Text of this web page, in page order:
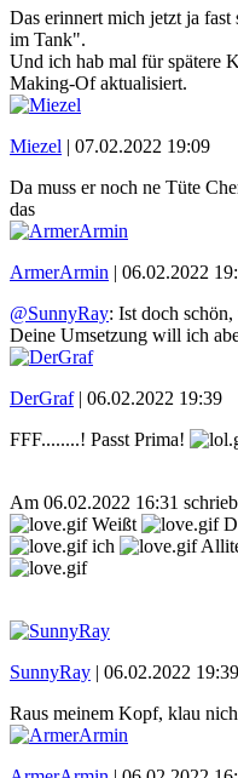
Das erinnert mich jetzt ja
im Tank".
Und ich hab mal für spätere
Making-Of aktualisiert.
Miezel | 07.02.2022 19:09
Da muss er noch ne Tüte
das
ArmerArmin | 06.02.2022
@SunnyRay: Ist doch
Deine Umsetzung will ich
DerGraf| 06.02.2022 19:39
FFF........! Passt Prima!
Am 06.02.2022 16:31
Weißt
ich
SunnyRay | 06.02.2022 19:39
Raus meinem Kopf, klau